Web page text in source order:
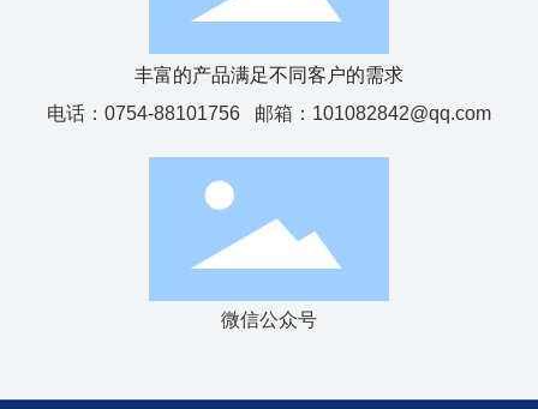
丰富的产品满足不同客户的需求
电话： 0754-88101756邮箱： 101082842@qq.com
微信公众号